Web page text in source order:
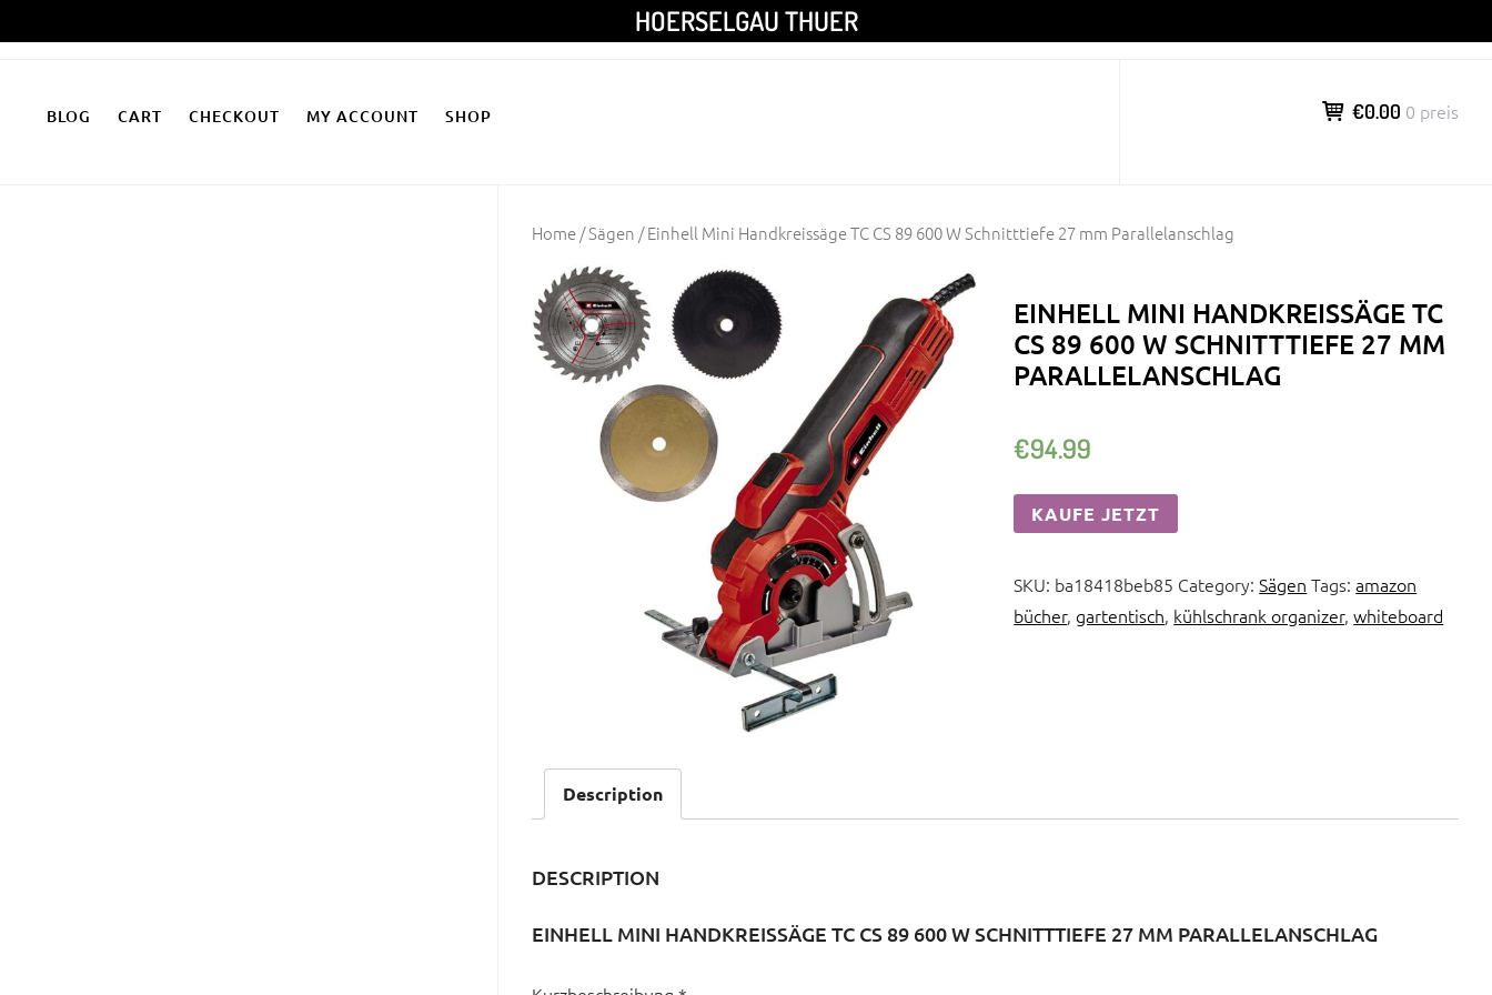
Inhalt
HOERSELGAU THUER
BLOG CART CHECKOUT MY ACCOUNT SHOP €0.00 0 preis
Home/Sägen / Einhell Mini Handkreissäge TC CS 89 600 W Schnitttiefe 27 mm Parallelanschlag
EINHELL MINI HANDKREISSÄGE TC
CS 89 600 W SCHNITTTIEFE 27 MM
PARALLELANSCHLAG
€94.99
KAUFE JETZT
SKU: ba18418beb85 Category:Sägen Tags:amazon
bücher, gartentisch, kühlschrank organizer,whiteboard
Description
DESCRIPTION
EINHELL MINI HANDKREISSÄGE TC CS 89 600 W SCHNITTTIEFE 27 MM PARALLELANSCHLAG